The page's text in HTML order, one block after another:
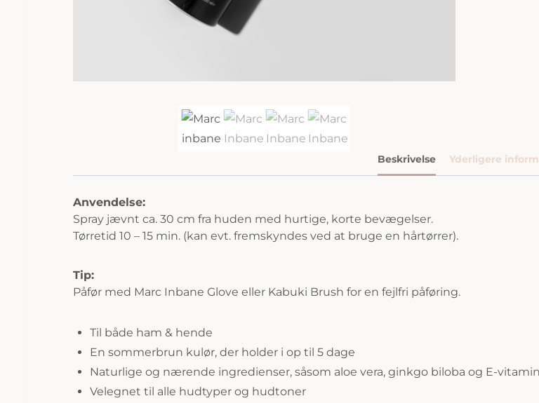
Beskrivelse Yderligere
Anvendelse:
Spray jævnt ca. 30 cm fra huden med hurtige, korte bevægelser.
Tørretid 10 – 15 min. (kan evt. fremskyndes ved at bruge en hårtørrer).
Tip:
Påfør med Marc Inbane Glove eller Kabuki Brush for en fejlfri påføring.
Til både ham & hende
En sommerbrun kulør, der holder i op til 5 dage
Naturlige og nærende ingredienser, såsom aloe vera, ginkgo biloba og E-vitamin
Velegnet til alle hudtyper og hudtoner